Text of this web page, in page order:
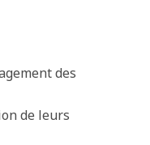
des
de leurs